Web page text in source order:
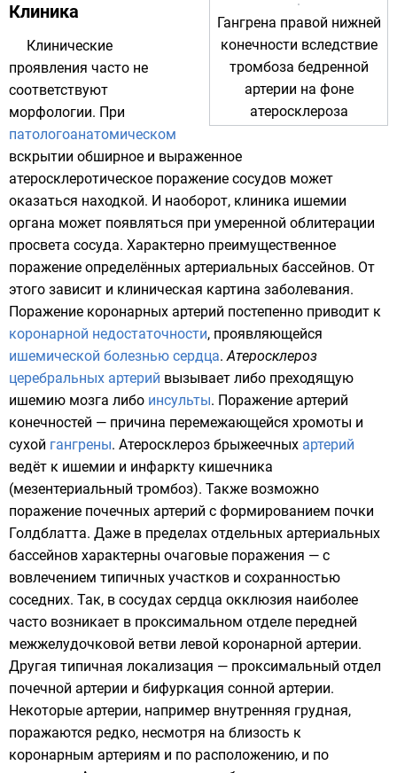
Гангрена правой нижней
конечности вследствие
тромбоза бедренной
артерии на фоне
атеросклероза
Клиника
Клинические
проявления часто не
соответствуют
морфологии. При
патологоанатомическом
вскрытии обширное и выраженное
атеросклеротическое поражение сосудов может
оказаться находкой. И наоборот, клиника ишемии
органа может появляться при умеренной облитерации
просвета сосуда. Характерно преимущественное
поражение определённых артериальных бассейнов. От
этого зависит и клиническая картина заболевания.
Поражение коронарных артерий постепенно приводит к
коронарной недостаточности, проявляющейся
ишемической болезнью сердца.Атеросклероз
церебральных артерий вызывает либо преходящую
ишемию мозга либо инсульты. Поражение артерий
конечностей — причина перемежающейся хромоты и
сухой гангрены. Атеросклероз брыжеечных артерий
ведёт к ишемии и инфаркту кишечника
(мезентериальный тромбоз). Также возможно
поражение почечных артерий с формированием почки
Голдблатта. Даже в пределах отдельных артериальных
бассейнов характерны очаговые поражения — с
вовлечением типичных участков и сохранностью
соседних. Так, в сосудах сердца окклюзия наиболее
часто возникает в проксимальном отделе передней
межжелудочковой ветви левой коронарной артерии.
Другая типичная локализация — проксимальный отдел
почечной артерии и бифуркация сонной артерии.
Некоторые артерии, например внутренняя грудная,
поражаются редко, несмотря на близость к
коронарным артериям и по расположению, и по